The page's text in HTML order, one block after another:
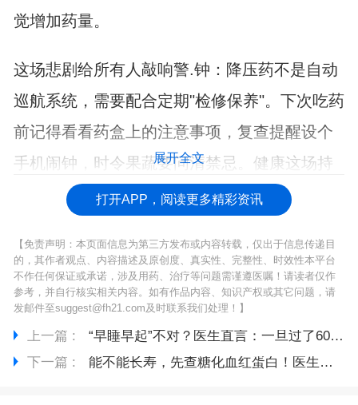
觉增加药量。
这场悲剧给所有人敲响警.钟：降压药不是自动
巡航系统，需要配合定期"检修保养"。下次吃药
前记得看看药盒上的注意事项，复查提醒设个
手机闹钟，时令果蔬要问清禁忌。健康这场持
久战，智慧和自律才是真正的特效药。
展开全文
打开APP，阅读更多精彩资讯
【免责声明：本页面信息为第三方发布或内容转载，仅出于信息传递目
的，其作者观点、内容描述及原创度、真实性、完整性、时效性本平台
不作任何保证或承诺，涉及用药、治疗等问题需谨遵医嘱！请读者仅作
参考，并自行核实相关内容。如有作品内容、知识产权或其它问题，请
发邮件至suggest@fh21.com及时联系我们处理！】
上一篇 :
“早睡早起”不对？医生直言：一旦过了60岁，睡觉尽量做到这5点
下一篇 :
能不能长寿，先查糖化血红蛋白！医生：63岁后，数值尽量不超这数